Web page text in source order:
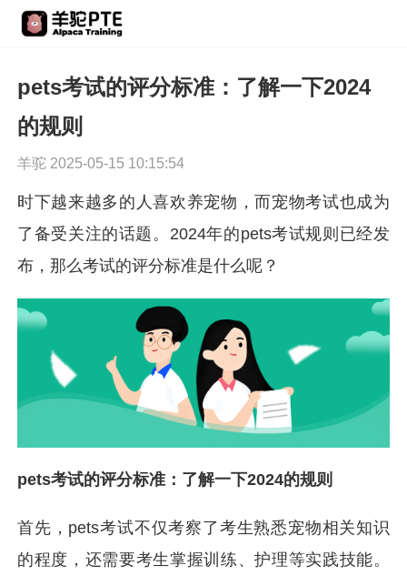
pets考试的评分标准：了解一下2024
的规则
羊驼 2025-05-15 10:15:54
时下越来越多的人喜欢养宠物，而宠物考试也成为
了备受关注的话题。2024年的pets考试规则已经发
布，那么考试的评分标准是什么呢？
pets考试的评分标准：了解一下2024的规则
首先，pets考试不仅考察了考生熟悉宠物相关知识
的程度，还需要考生掌握训练、护理等实践技能。